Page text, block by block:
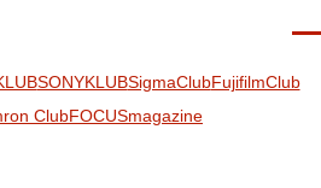
SONYKLUBSigmaClubFujifilmClub
ClubFOCUSmagazine